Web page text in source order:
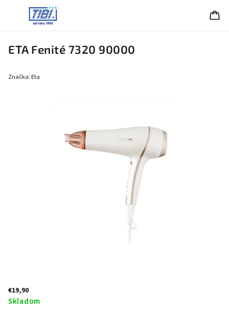
ETA Fenité 7320 90000
Značka: Eta
€19,90
Skladom